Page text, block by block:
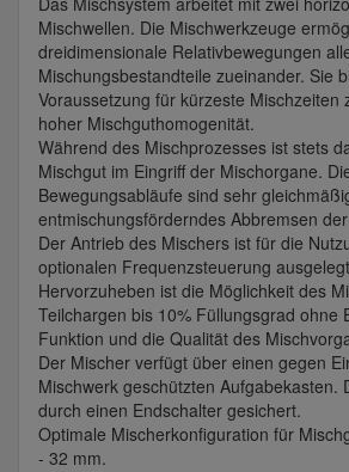
Mischwellen. Die Mischwerkzeuge
dreidimensionale Relativbewegungen
Mischungsbestandteile zueinander. Sie
Voraussetzung für kürzeste Mischzeiten
hoher Mischguthomogenität.
Während des Mischprozesses ist stets
Mischgut im Eingriff der Mischorgane.
Bewegungsabläufe sind sehr
entmischungsförderndes Abbremsen
Der Antrieb des Mischers ist für die
optionalen Frequenzsteuerung
Hervorzuheben ist die Möglichkeit des
Teilchargen bis 10% Füllungsgrad ohne
Funktion und die Qualität des
Der Mischer verfügt über einen gegen
Mischwerk geschützten Aufgabekasten.
durch einen Endschalter gesichert.
Optimale Mischerkonfiguration für
- 32 mm.